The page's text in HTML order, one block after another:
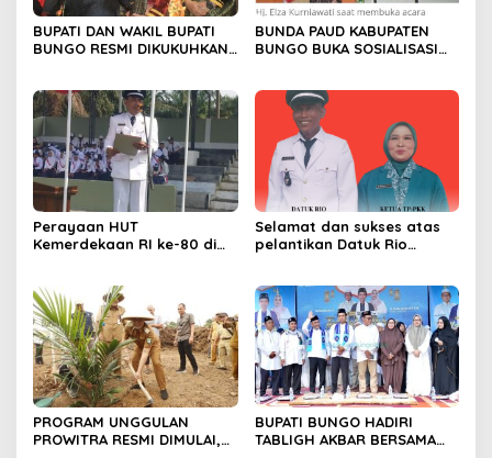
BUPATI DAN WAKIL BUPATI
BUNGO RESMI DIKUKUHKAN
BUNDA PAUD KABUPATEN
BUNGO BUKA SOSIALISASI
Perayaan HUT
Kemerdekaan RI ke-80 di
Selamat dan sukses atas
pelantikan Datuk Rio
PROGRAM UNGGULAN
PROWITRA RESMI DIMULAI,
BUPATI BUNGO HADIRI
TABLIGH AKBAR BERSAMA